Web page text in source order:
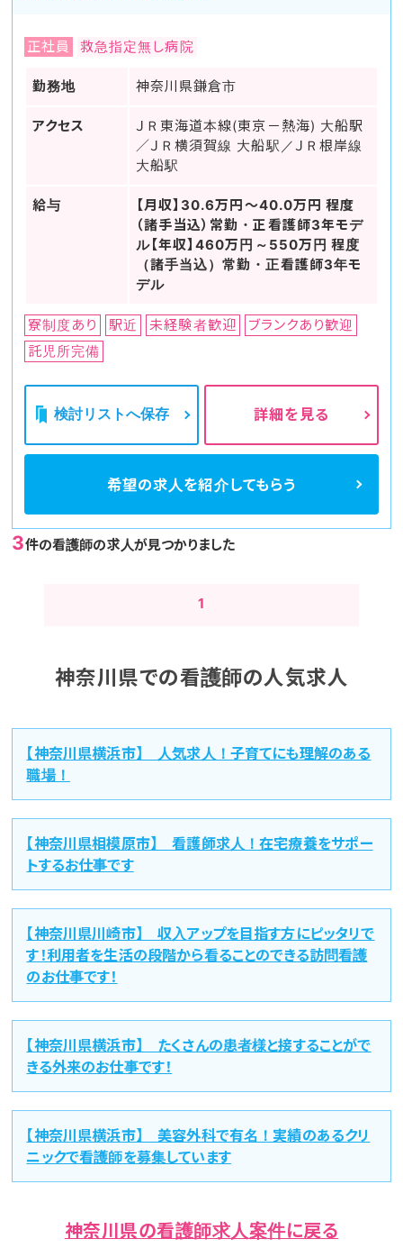
正社員 救急指定無し病院
勤務地 神奈川県鎌倉市
アクセス
ＪＲ東海道本線(東京－熱海) 大船駅
／ＪＲ横須賀線 大船駅／ＪＲ根岸線
大船駅
給与
【月収】30.6万円～40.0万円 程度
（諸手当込）常勤・正看護師3年モデ
ル【年収】460万円～550万円 程度
（諸手当込）常勤・正看護師3年モ
デル
寮制度あり 駅近 未経験者歓迎
ブランクあり歓迎
託児所完備
検討リストへ保存 詳細を見る
希望の求人を紹介してもらう
3件の看護師の求人が見つかりました
1
神奈川県での看護師の人気求人
【神奈川県横浜市】 人気求人！子育てにも理解のある
職場！
【神奈川県相模原市】 看護師求人！在宅療養をサポー
トするお仕事です
【神奈川県川崎市】 収入アップを目指す方にピッタリで
す！利用者を生活の段階から看ることのできる訪問看護
のお仕事です！
【神奈川県横浜市】 たくさんの患者様と接することがで
きる外来のお仕事です！
【神奈川県横浜市】 美容外科で有名！実績のあるクリ
ニックで看護師を募集しています
神奈川県の看護師求人案件に戻る